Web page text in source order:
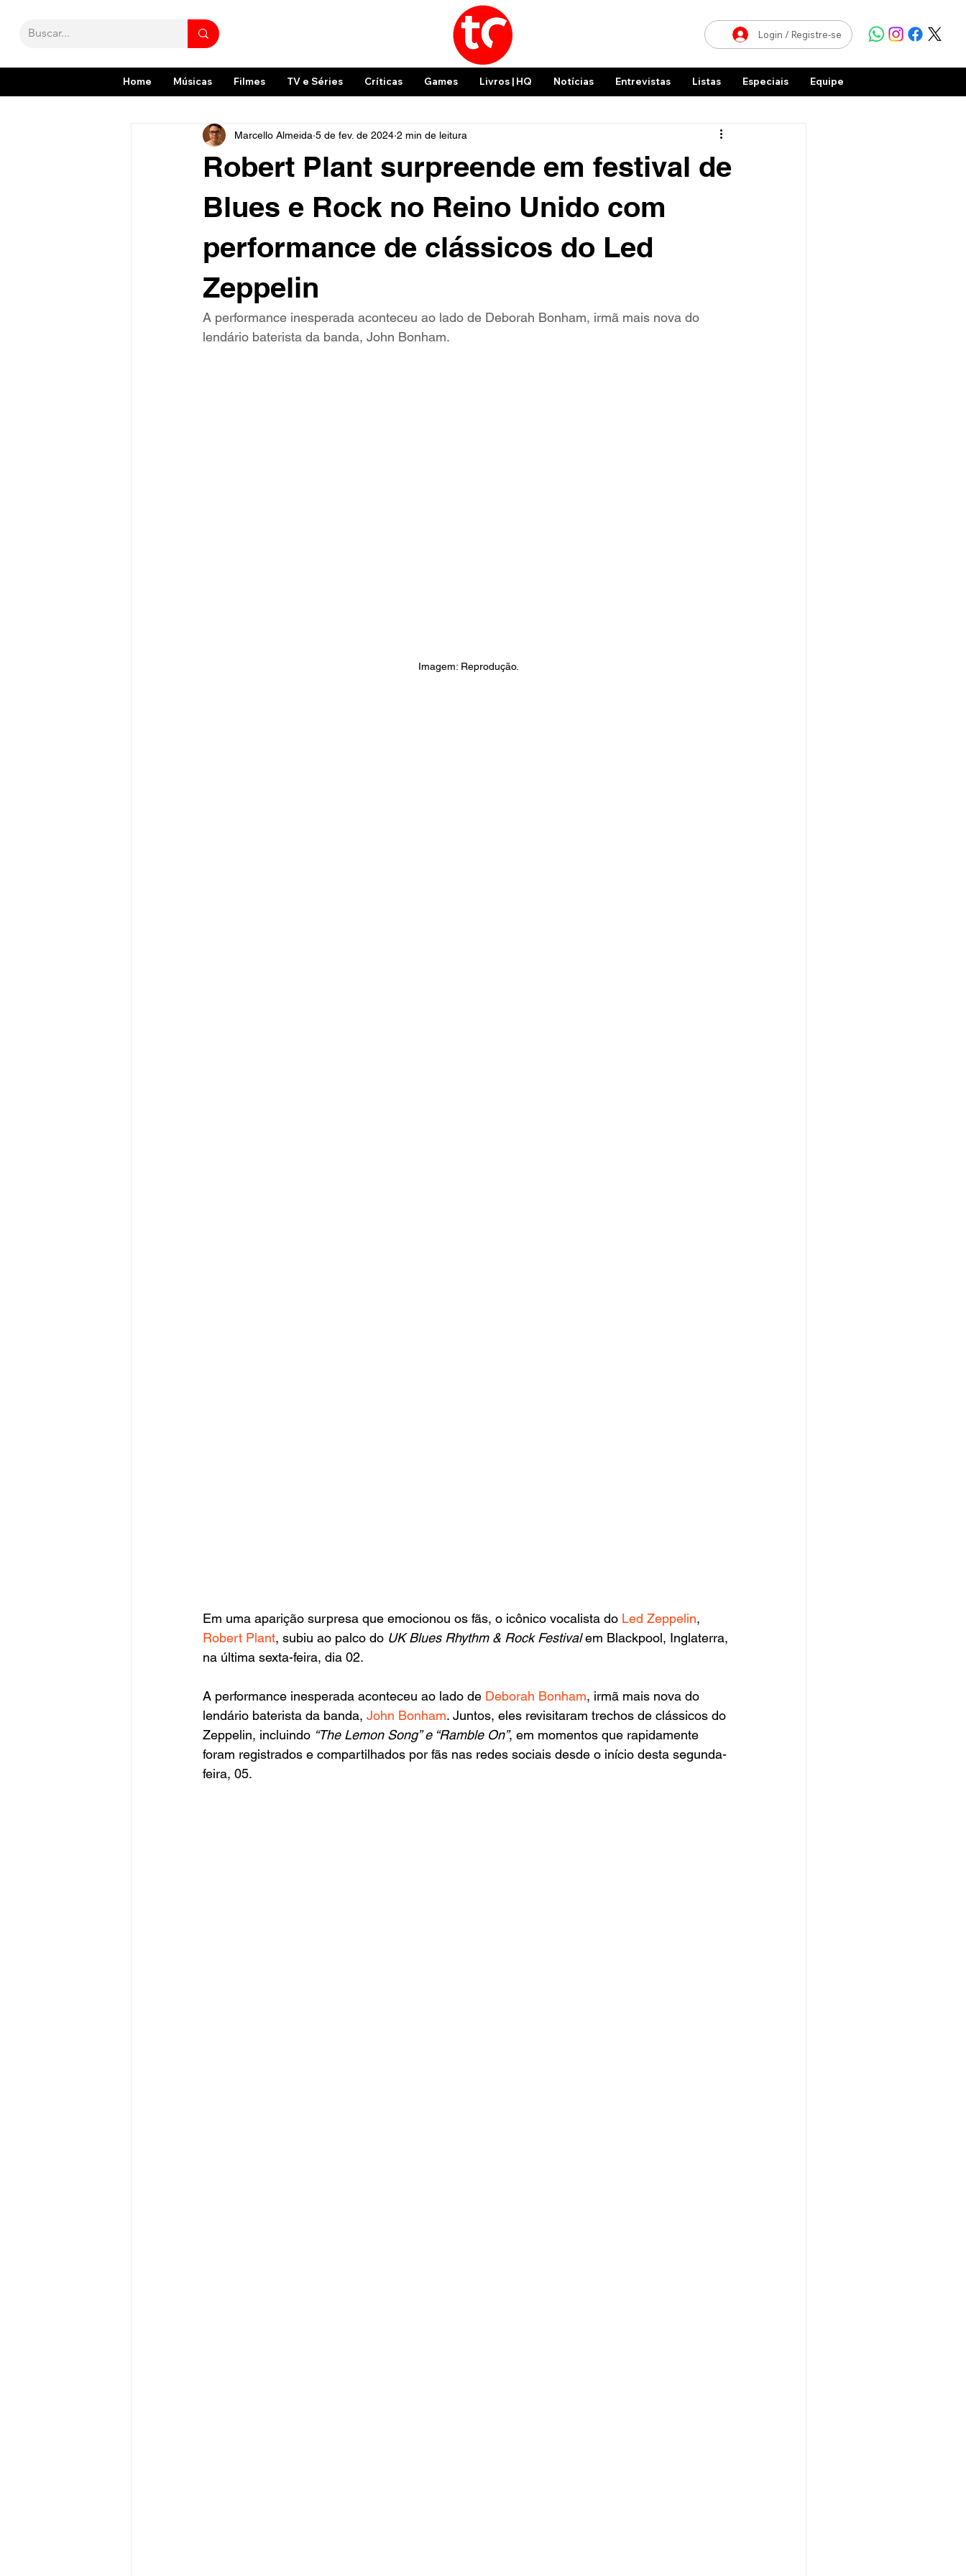
Login / Registre-se
Home Músicas Filmes TV e Séries Críticas Games Livros | HQ Notícias Entrevistas Listas Especiais Equipe
Robert Plant surpreende em festival de
Blues e Rock no Reino Unido com
performance de clássicos do Led
Zeppelin
Marcello Almeida 5 de fev. de 2024 2 min de leitura
A performance inesperada aconteceu ao lado de Deborah Bonham, irmã mais nova do
lendário baterista da banda, John Bonham.
Imagem: Reprodução.
Em uma aparição surpresa que emocionou os fãs, o icônico vocalista do Led Zeppelin,
Robert Plant, subiu ao palco do UK Blues Rhythm & Rock Festival em Blackpool, Inglaterra,
na última sexta-feira, dia 02.
A performance inesperada aconteceu ao lado de Deborah Bonham, irmã mais nova do
lendário baterista da banda, John Bonham. Juntos, eles revisitaram trechos de clássicos do
Zeppelin, incluindo “The Lemon Song” e “Ramble On”, em momentos que rapidamente
foram registrados e compartilhados por fãs nas redes sociais desde o início desta segunda-
feira, 05.